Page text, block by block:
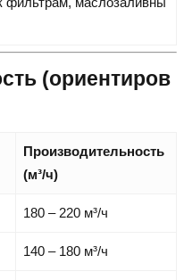
(ориентиров
Производительность
(м³/ч)
180 – 220 м³/ч
140 – 180 м³/ч